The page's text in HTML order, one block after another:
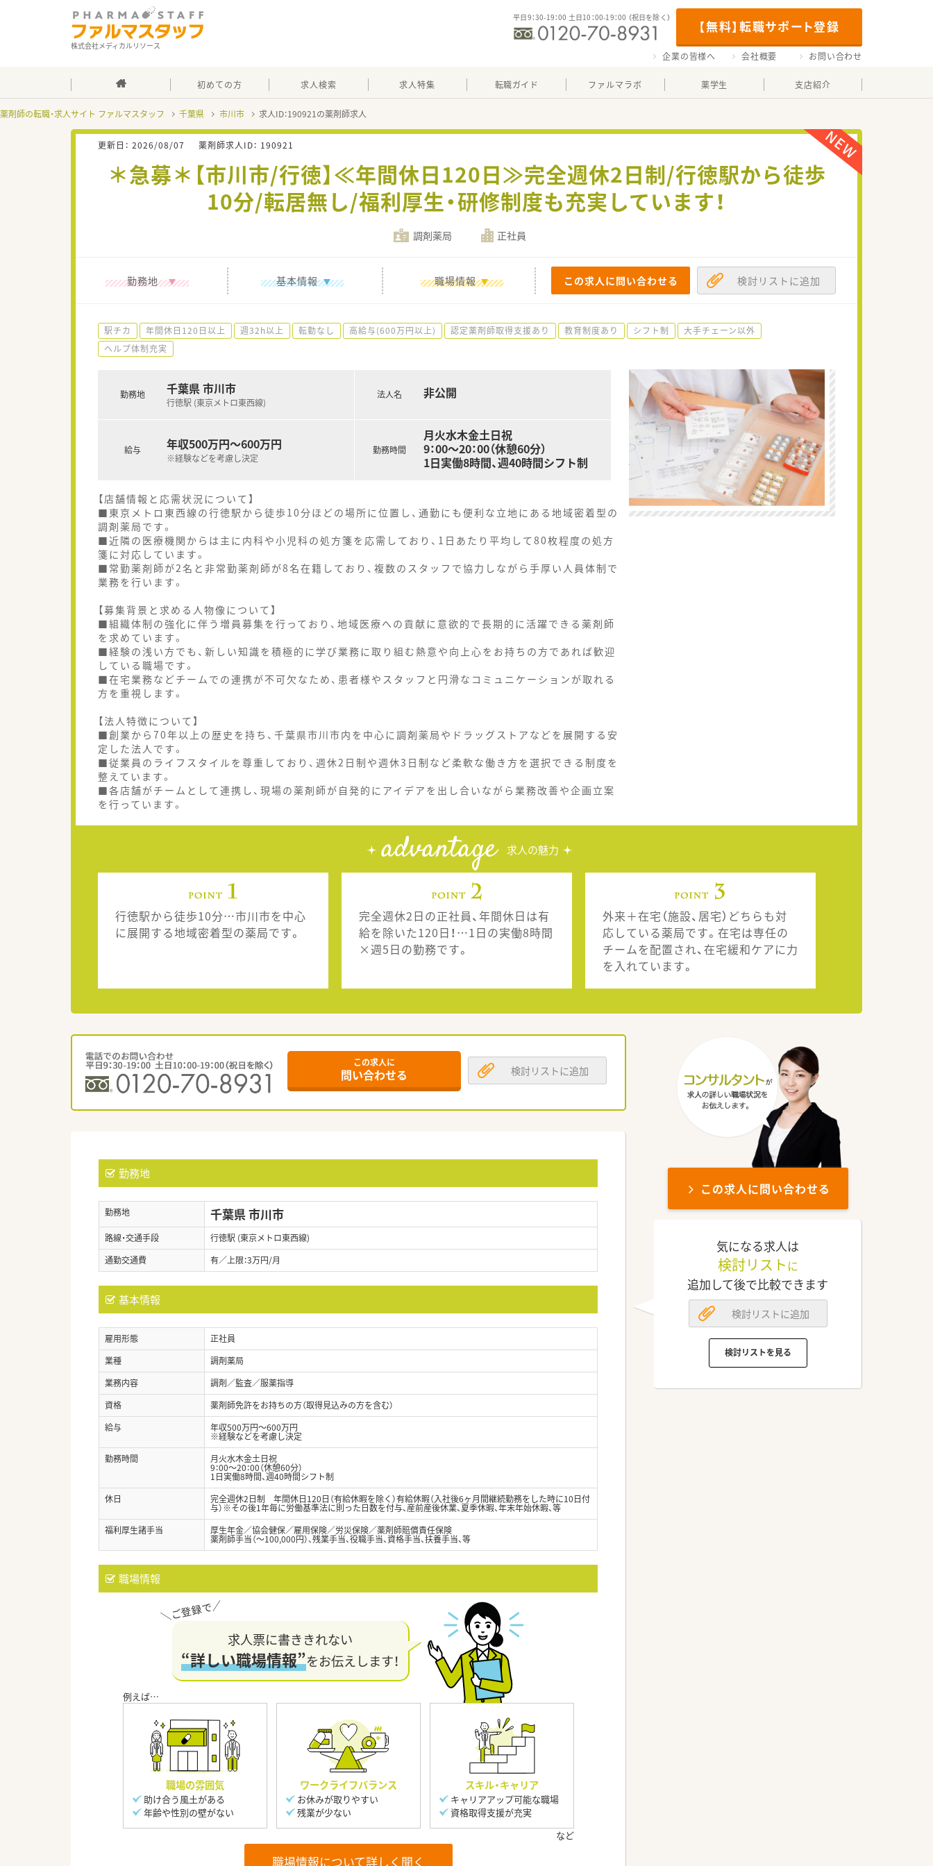
株式会社メディカルリソース
【無料】転職サポート登録
平日9：30-19：00 土日10：00-19：00 （祝日を除く）
企業の皆様へ 会社概要 お問い合わせ
初めての方 求人検索 求人特集 転職ガイド ファルマラボ 薬学生 支店紹介
薬剤師の転職・求人サイト ファルマスタッフ 千葉県 市川市 求人ID：190921の薬剤師求人
更新日： 2026/08/07 薬剤師求人ID： 190921
＊急募＊【市川市/行徳】≪年間休日120日≫完全週休2日制/行徳駅から徒歩
10分/転居無し/福利厚生・研修制度も充実しています！
調剤薬局 正社員
勤務地 基本情報 職場情報 この求人に問い合わせる 検討リストに追加
駅チカ 年間休日120日以上 週32h以上 転勤なし 高給与(600万円以上) 認定薬剤師取得支援あり 教育制度あり シフト制
大手チェーン以外
ヘルプ体制充実
勤務地 千葉県 市川市
行徳駅 (東京メトロ東西線)
給与 年収500万円～600万円
※経験などを考慮し決定
法人名 非公開
勤務時間
月火水木金土日祝
9：00〜20：00（休憩60分）
1日実働8時間、週40時間シフト制
【店舗情報と応需状況について】
■東京メトロ東西線の行徳駅から徒歩10分ほどの場所に位置し、通勤にも便利な立地にある地域密着型の
調剤薬局です。
■近隣の医療機関からは主に内科や小児科の処方箋を応需しており、1日あたり平均して80枚程度の処方
箋に対応しています。
■常勤薬剤師が2名と非常勤薬剤師が8名在籍しており、複数のスタッフで協力しながら手厚い人員体制で
業務を行います。
【募集背景と求める人物像について】
■組織体制の強化に伴う増員募集を行っており、地域医療への貢献に意欲的で長期的に活躍できる薬剤師
を求めています。
■経験の浅い方でも、新しい知識を積極的に学び業務に取り組む熱意や向上心をお持ちの方であれば歓迎
している職場です。
■在宅業務などチームでの連携が不可欠なため、患者様やスタッフと円滑なコミュニケーションが取れる
方を重視します。
【法人特徴について】
■創業から70年以上の歴史を持ち、千葉県市川市内を中心に調剤薬局やドラッグストアなどを展開する安
定した法人です。
■従業員のライフスタイルを尊重しており、週休2日制や週休3日制など柔軟な働き方を選択できる制度を
整えています。
■各店舗がチームとして連携し、現場の薬剤師が自発的にアイデアを出し合いながら業務改善や企画立案
を行っています。
advantage 求人の魅力
行徳駅から徒歩10分…市川市を中心
に展開する地域密着型の薬局です。
完全週休2日の正社員、年間休日は有
給を除いた120日！…1日の実働8時間
×週5日の勤務です。
外来＋在宅（施設、居宅）どちらも対
応している薬局です。在宅は専任の
チームを配置され、在宅緩和ケアに力
を入れています。
この求人に
問い合わせる 検討リストに追加
勤務地
勤務地 千葉県 市川市
路線・交通手段
行徳駅 (東京メトロ東西線)
通勤交通費
有／上限：3万円/月
基本情報
雇用形態
正社員
業種
調剤薬局
業務内容
調剤／監査／服薬指導
資格
薬剤師免許をお持ちの方（取得見込みの方を含む）
給与
年収500万円～600万円
※経験などを考慮し決定
勤務時間
月火水木金土日祝
9：00〜20：00（休憩60分）
1日実働8時間、週40時間シフト制
休日
完全週休2日制 年間休日120日（有給休暇を除く）有給休暇（入社後6ヶ月間継続勤務をした時に10日付
与）※その後1年毎に労働基準法に則った日数を付与、産前産後休業、夏季休暇、年末年始休暇、等
福利厚生諸手当
厚生年金／協会健保／雇用保険／労災保険／薬剤師賠償責任保険
薬剤師手当（～100,000円）、残業手当、役職手当、資格手当、扶養手当、等
職場情報
求人票に書ききれない
“詳しい職場情報”をお伝えします！
職場の雰囲気
助け合う風土がある
年齢や性別の壁がない
ワークライフバランス
お休みが取りやすい
残業が少ない
スキル・キャリア
キャリアアップ可能な職場
資格取得支援が充実
職場情報について詳しく聞く
この求人に問い合わせる
気になる求人は
検討リスト に
追加して後で比較できます
検討リストに追加
検討リストを見る